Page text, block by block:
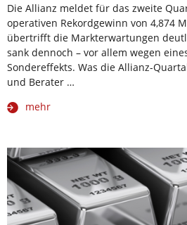
Die Allianz meldet für das zweite
operativen Rekordgewinn von 4,874
übertrifft die Markterwartungen
sank dennoch – vor allem wegen
Sondereffekts. Was die Allianz-
und Berater …
mehr